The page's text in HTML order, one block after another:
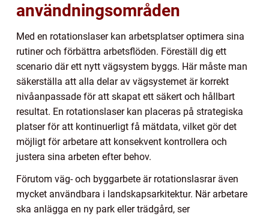
användningsområden
Med en rotationslaser kan arbetsplatser optimera sina
rutiner och förbättra arbetsflöden. Föreställ dig ett
scenario där ett nytt vägsystem byggs. Här måste man
säkerställa att alla delar av vägsystemet är korrekt
nivåanpassade för att skapat ett säkert och hållbart
resultat. En rotationslaser kan placeras på strategiska
platser för att kontinuerligt få mätdata, vilket gör det
möjligt för arbetare att konsekvent kontrollera och
justera sina arbeten efter behov.
Förutom väg- och byggarbete är rotationslasrar även
mycket användbara i landskapsarkitektur. När arbetare
ska anlägga en ny park eller trädgård, ser